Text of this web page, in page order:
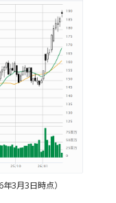
3月3日時点）